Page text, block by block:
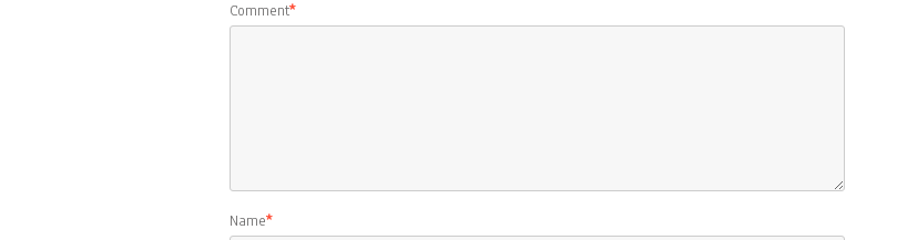
Comment*
Name*